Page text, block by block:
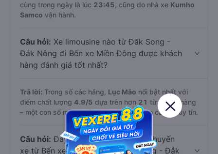
cùng trong ngày là lúc 23:45 , cũng do nhà xe Kumho
Samco vận hành.
Câu hỏi: Xe limousine nào từ Đăk Song -
Đắk Nông đi Bến xe Miền Đông được khách
hàng đánh giá tốt nhất?
Trả lời: Trong số các hãng, Lục Mão nổi bật nhất với
điểm chất lượng 4.9/5 dựa trên hơn 21 từ khách hàng
– một con số minh chứng cho dịch vụ cao cấp và uy tín.
Câu hỏi: Đây có phải là tất cả các chuyến
xe từ Bến xe Miền Đông đi Đăk Song - Đắk